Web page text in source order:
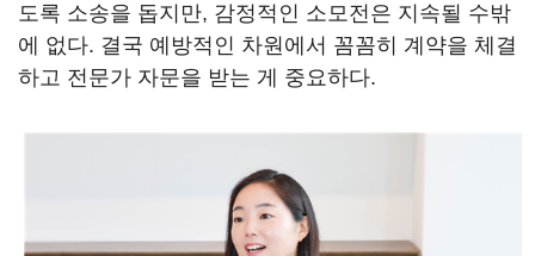
도록 소송을 돕지만, 감정적인 소모전은 지속될 수밖
에 없다. 결국 예방적인 차원에서 꼼꼼히 계약을 체결
하고 전문가 자문을 받는 게 중요하다.